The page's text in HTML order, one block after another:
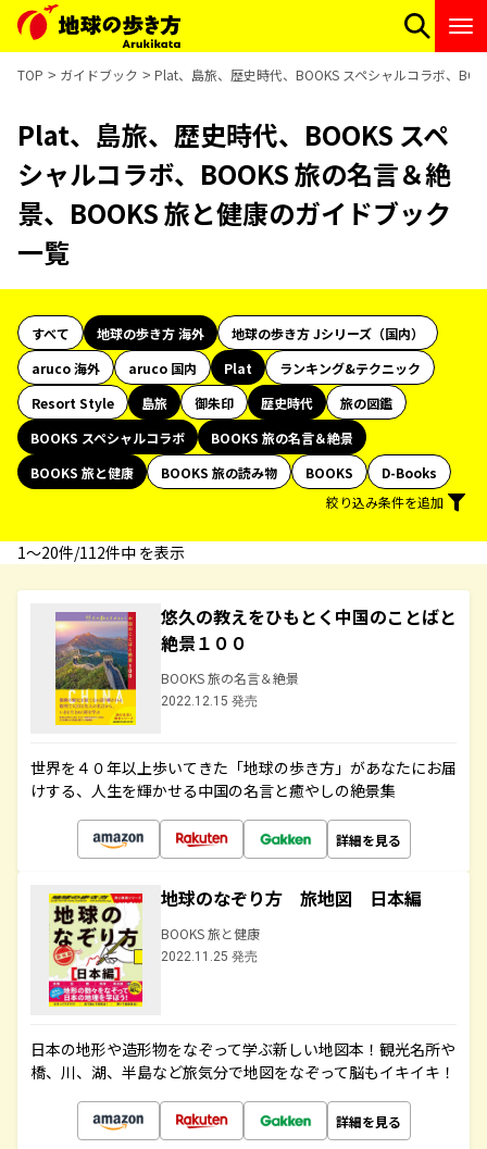
TOP ガイドブック Plat、島旅、歴史時代、BOOKS スペシャルコラボ、
Plat、島旅、歴史時代、BOOKS スペ
シャルコラボ、BOOKS 旅の名言＆絶
景、BOOKS 旅と健康のガイドブック
一覧
すべて 地球の歩き方 海外
地球の歩き方 Jシリーズ（国内）
aruco 海外
aruco 国内 Plat
ランキング&テクニック
Resort Style
島旅 御朱印 歴史時代
旅の図鑑
BOOKS スペシャルコラボ
BOOKS 旅の名言＆絶景
BOOKS 旅と健康
BOOKS 旅の読み物 BOOKS
D-Books
絞り込み条件を追加
1〜20件/112件中 を表示
悠久の教えをひもとく中国のことばと
絶景１００
BOOKS 旅の名言＆絶景
2022.12.15 発売
世界を４０年以上歩いてきた「地球の歩き方」があなたにお届
けする、人生を輝かせる中国の名言と癒やしの絶景集
詳細を見る
地球のなぞり方 旅地図 日本編
BOOKS 旅と健康
2022.11.25 発売
日本の地形や造形物をなぞって学ぶ新しい地図本！観光名所や
橋、川、湖、半島など旅気分で地図をなぞって脳もイキイキ！
詳細を見る